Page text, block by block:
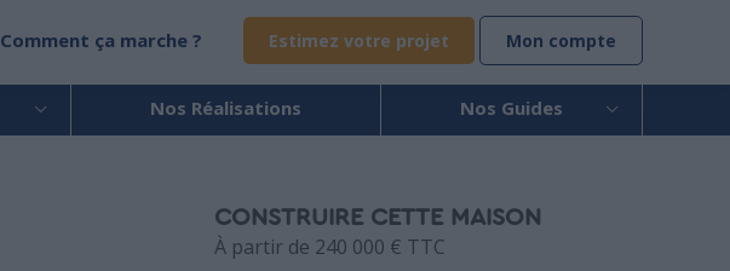
Comment ça marche ? Estimez votre projet Mon compte
Nos Réalisations Nos Guides
CONSTRUIRE CETTE MAISON
À partir de 240 000 € TTC